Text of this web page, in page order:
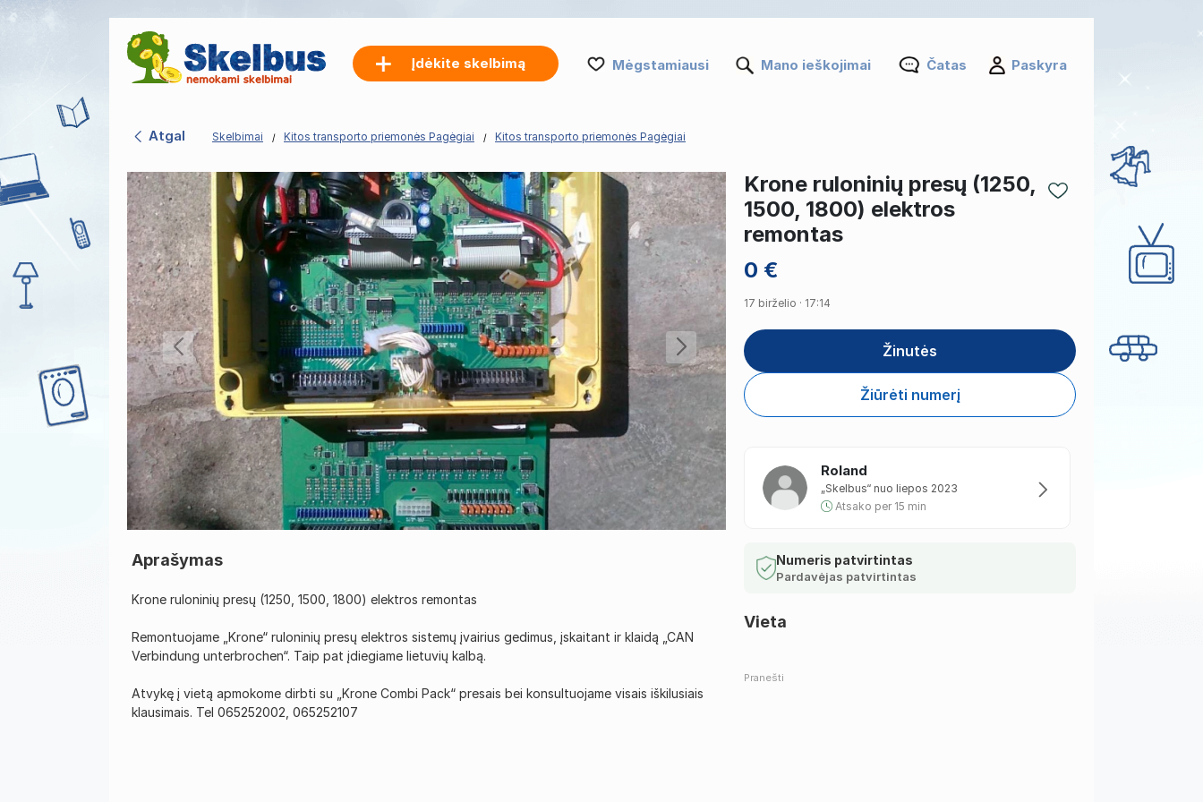
Įdėkite skelbimą Mėgstamiausi Mano ieškojimai Čatas Paskyra
Atgal Skelbimai Kitos transporto priemonės Pagėgiai Kitos transporto priemonės Pagėgiai
Aprašymas
Krone ruloninių presų (1250, 1500, 1800) elektros remontas
Remontuojame „Krone“ ruloninių presų elektros sistemų įvairius gedimus, įskaitant ir klaidą „CAN
Verbindung unterbrochen“. Taip pat įdiegiame lietuvių kalbą.
Atvykę į vietą apmokome dirbti su „Krone Combi Pack“ presais bei konsultuojame visais iškilusiais
klausimais. Tel 065252002, 065252107
0 €
Krone ruloninių presų (1250,
1500, 1800) elektros
remontas
17 birželio · 17:14
Žinutės
Žiūrėti numerį
Roland
„Skelbus“ nuo liepos 2023
Atsako per 15 min
Numeris patvirtintas
Pardavėjas patvirtintas
Vieta
Pranešti